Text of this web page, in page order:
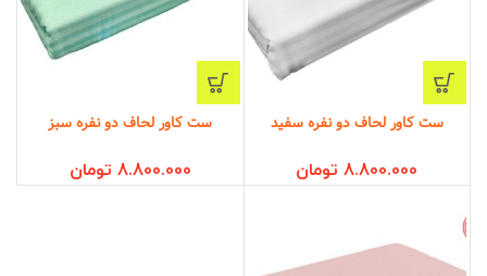
ست کاور لحاف دو نفره سفید
8.800.000 تومان
ست کاور لحاف دو نفره سبز
8.800.000 تومان